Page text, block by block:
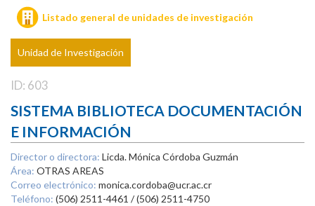
Listado general de unidades de investigación
Unidad de Investigación
ID: 603
SISTEMA BIBLIOTECA DOCUMENTACIÓN
E INFORMACIÓN
Director o directora: Licda. Mónica Córdoba Guzmán
Área: OTRAS AREAS
Correo electrónico: monica.cordoba@ucr.ac.cr
Teléfono: (506) 2511-4461 / (506) 2511-4750